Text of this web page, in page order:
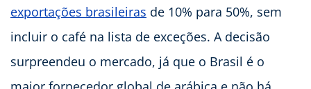
exportações brasileiras de 10% para 50%, sem
incluir o café na lista de exceções. A decisão
surpreendeu o mercado, já que o Brasil é o